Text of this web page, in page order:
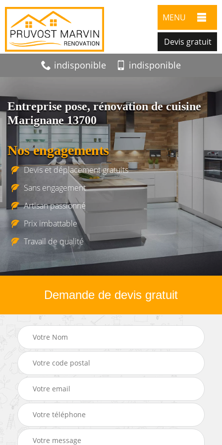
MENU
Devis gratuit
indisponible indisponible
Entreprise pose, rénovation de cuisine
Marignane 13700
Nos engagements
Devis et déplacement gratuits
Sans engagement
Artisan passionné
Prix imbattable
Travail de qualité
Demande de devis gratuit